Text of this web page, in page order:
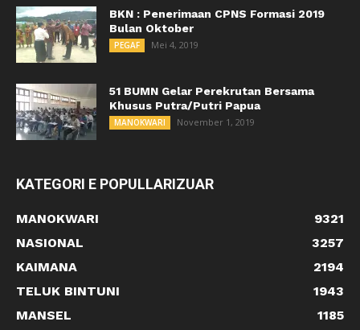
BKN : Penerimaan CPNS Formasi 2019
Bulan Oktober
PEGAF Mei 4, 2019
51 BUMN Gelar Perekrutan Bersama
Khusus Putra/Putri Papua
MANOKWARI November 1, 2019
KATEGORI E POPULLARIZUAR
MANOKWARI
9321
NASIONAL
3257
KAIMANA
2194
TELUK BINTUNI
1943
MANSEL
1185